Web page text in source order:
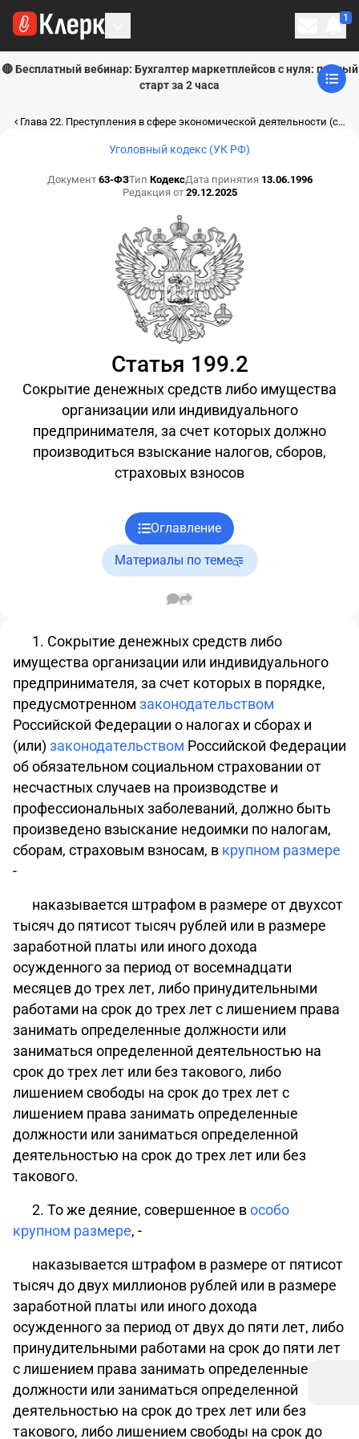
1
🔴 Бесплатный вебинар: Бухгалтер маркетплейсов с нуля: полный
старт за 2 часа
Глава 22. Преступления в сфере экономической деятельности (ст. 169-200.7)
Уголовный кодекс (УК РФ)
Документ 63-ФЗТип КодексДата принятия 13.06.1996
Редакция от 29.12.2025
Статья 199.2
Сокрытие денежных средств либо имущества
организации или индивидуального
предпринимателя, за счет которых должно
производиться взыскание налогов, сборов,
страховых взносов
Оглавление
Материалы по теме
1. Сокрытие денежных средств либо
имущества организации или индивидуального
предпринимателя, за счет которых в порядке,
предусмотренном законодательством
Российской Федерации о налогах и сборах и
(или) законодательством Российской Федерации
об обязательном социальном страховании от
несчастных случаев на производстве и
профессиональных заболеваний, должно быть
произведено взыскание недоимки по налогам,
сборам, страховым взносам, в крупном размере
-
наказывается штрафом в размере от двухсот
тысяч до пятисот тысяч рублей или в размере
заработной платы или иного дохода
осужденного за период от восемнадцати
месяцев до трех лет, либо принудительными
работами на срок до трех лет с лишением права
занимать определенные должности или
заниматься определенной деятельностью на
срок до трех лет или без такового, либо
лишением свободы на срок до трех лет с
лишением права занимать определенные
должности или заниматься определенной
деятельностью на срок до трех лет или без
такового.
2. То же деяние, совершенное вособо
крупном размере, -
наказывается штрафом в размере от пятисот
тысяч до двух миллионов рублей или в размере
заработной платы или иного дохода
осужденного за период от двух до пяти лет, либо
принудительными работами на срок до пяти лет
с лишением права занимать определенные
должности или заниматься определенной
деятельностью на срок до трех лет или без
такового, либо лишением свободы на срок до